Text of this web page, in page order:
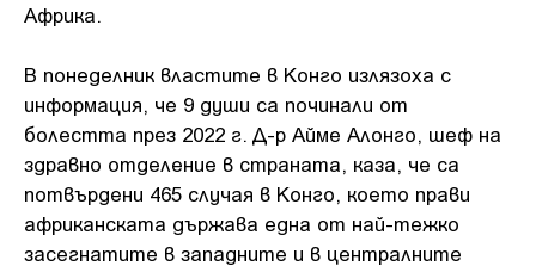
Африка.
В понеделник властите в Конго излязоха с
информация, че 9 души са починали от
болестта през 2022 г. Д-р Айме Алонго, шеф на
здравно отделение в страната, каза, че са
потвърдени 465 случая в Конго, което прави
африканската държава една от най-тежко
засегнатите в западните и в централните